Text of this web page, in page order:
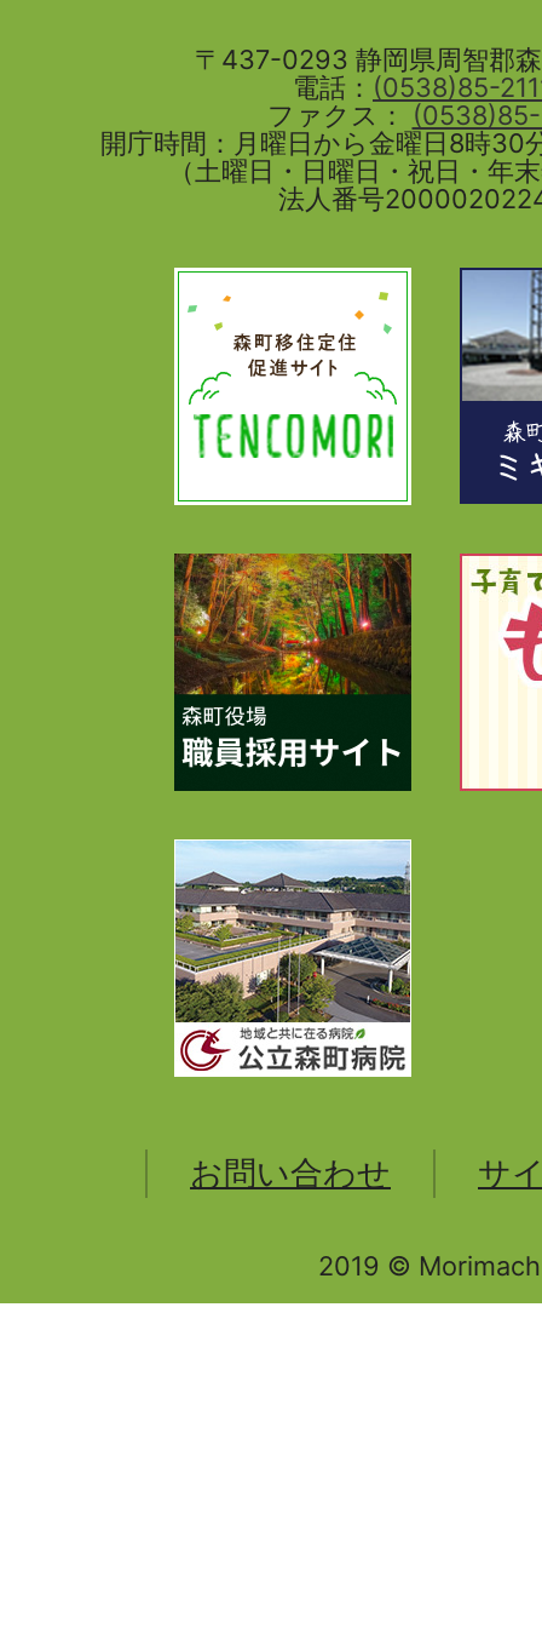
〒437-0293 静岡県周智郡
電話： (0538)85-
ファクス：
開庁時間：月曜日から金曜日8時30
（土曜日・日曜日・祝日・年
法人番号
お問い合わせ サ
2019 ©